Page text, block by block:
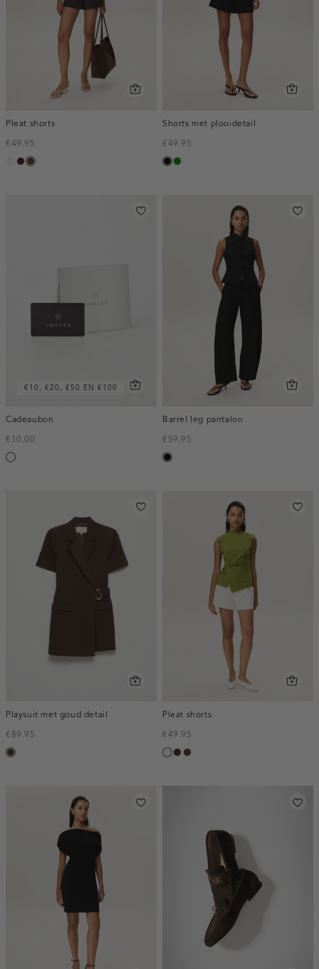
Pleat shorts
€49.95
creme,
pruim,
toffee
Shorts met plooidetail
€49.95
zwartgroen
€10, €20, €50 EN €100
Cadeaubon
€10.00
Silver
Barrel leg pantalon
€59.95
zwart
Playsuit met goud detail
€89.95
toffee
Pleat shorts
€49.95
creme,
pruim,
toffee